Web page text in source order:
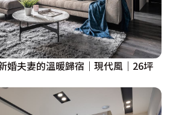
婚夫妻的溫暖歸宿｜現代風｜26坪